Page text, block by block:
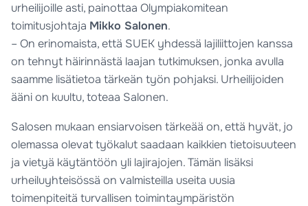
urheilijoille asti, painottaa Olympiakomitean
toimitusjohtaja Mikko Salonen.
– On erinomaista, että SUEK yhdessä lajiliittojen kanssa
on tehnyt häirinnästä laajan tutkimuksen, jonka avulla
saamme lisätietoa tärkeän työn pohjaksi. Urheilijoiden
ääni on kuultu, toteaa Salonen.
Salosen mukaan ensiarvoisen tärkeää on, että hyvät, jo
olemassa olevat työkalut saadaan kaikkien tietoisuuteen
ja vietyä käytäntöön yli lajirajojen. Tämän lisäksi
urheiluyhteisössä on valmisteilla useita uusia
toimenpiteitä turvallisen toimintaympäristön